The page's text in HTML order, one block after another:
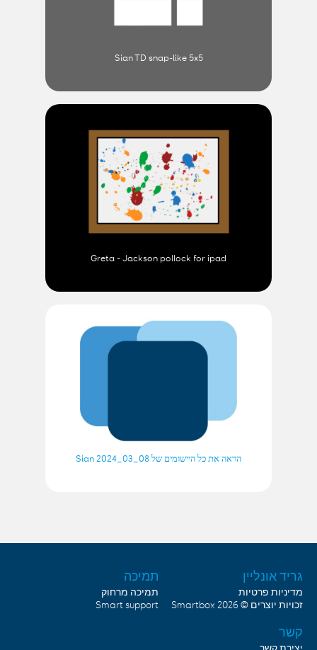
Sian TD snap-like 5x5
Greta - Jackson pollock for ipad
הראה את כל היישומים של Sian 2024_03_08
גריד אונליין
מדיניות פרטיות
זכויות יוצרים © 2026
Smartbox
תמיכה
תמיכה מרחוק
Smart support
קשר